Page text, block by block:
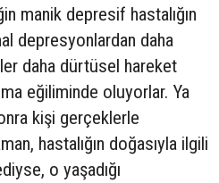
manik depresif hastalığın
depresyonlardan daha
daha dürtüsel hareket
eğiliminde oluyorlar. Ya
kişi gerçeklerle
hastalığın doğasıyla ilgili
o yaşadığı